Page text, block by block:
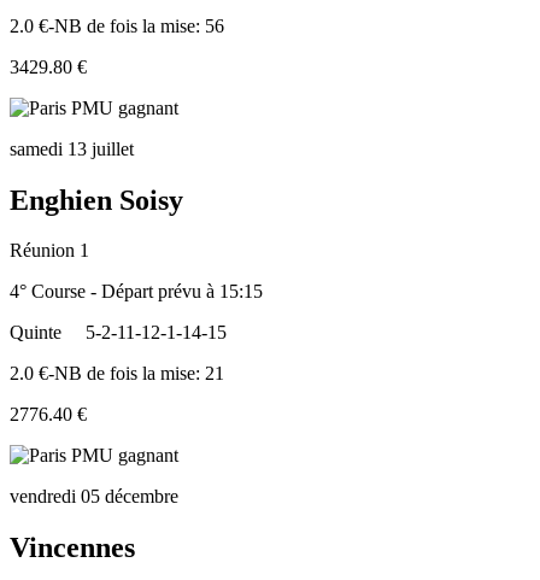
2.0 €-NB de fois la mise: 56
3429.80 €
samedi 13 juillet
Enghien Soisy
Réunion 1
4° Course - Départ prévu à 15:15
Quinte
5-2-11-12-1-14-15
2.0 €-NB de fois la mise: 21
2776.40 €
vendredi 05 décembre
Vincennes